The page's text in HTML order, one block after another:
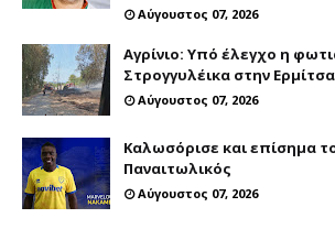
Αύγουστος 07, 2026
Αγρίνιο: Υπό έλεγχο η
Στρογγυλέικα στην Ερμίτσα
Αύγουστος 07, 2026
Καλωσόρισε και επίσημα
Παναιτωλικός
Αύγουστος 07, 2026